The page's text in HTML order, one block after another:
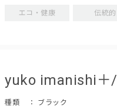
エコ・健康 伝統的
yuko imanishi＋
種類
： ブラック